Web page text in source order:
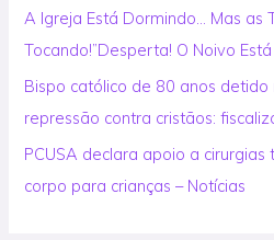
A Igreja Está Dormindo… Mas as
Tocando!”Desperta! O Noivo
Bispo católico de 80 anos
repressão contra cristãos:
PCUSA declara apoio a
corpo para crianças – Notícias